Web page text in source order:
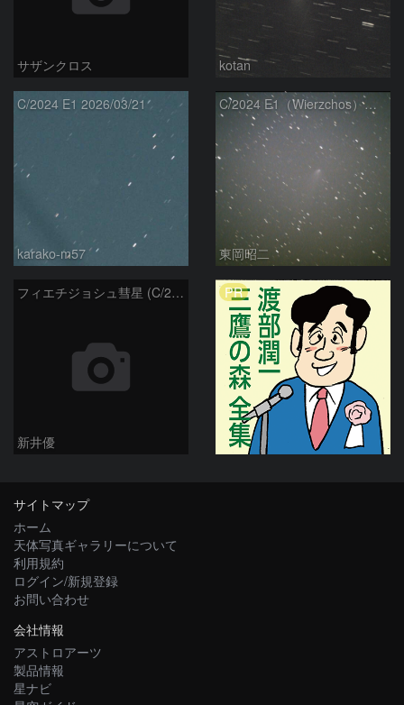
サザンクロス kotan
C/2024 E1 2026/03/21
karako-m57
C/2024 E1（Wierzchos） 03/21
東岡昭二
フィエチジョシュ彗星 (C/2024E1)：2026/03/21
新井優
PR
サイトマップ
ホーム
天体写真ギャラリーについて
利用規約
ログイン/新規登録
お問い合わせ
会社情報
アストロアーツ
製品情報
星ナビ